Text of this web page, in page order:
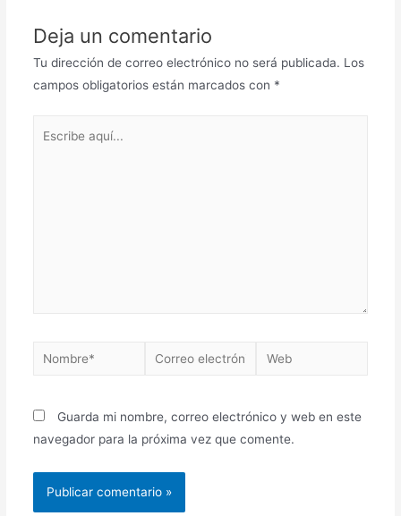
Deja un comentario
Tu dirección de correo electrónico no será publicada. Los
campos obligatorios están marcados con *
Nombre*
Correo
Web
Guarda mi nombre, correo electrónico y web en este
navegador para la próxima vez que comente.